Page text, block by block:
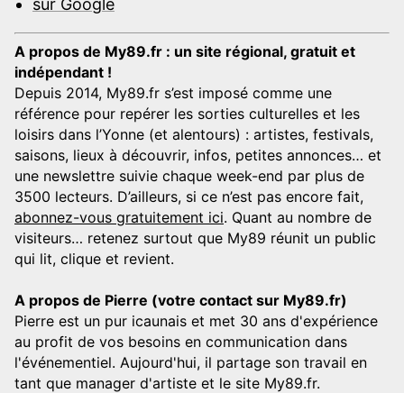
sur Google
A propos de My89.fr : un site régional, gratuit et
indépendant !
Depuis 2014, My89.fr s’est imposé comme une
référence pour repérer les sorties culturelles et les
loisirs dans l’Yonne (et alentours) : artistes, festivals,
saisons, lieux à découvrir, infos, petites annonces… et
une newslettre suivie chaque week-end par plus de
3500 lecteurs. D’ailleurs, si ce n’est pas encore fait,
abonnez-vous gratuitement ici. Quant au nombre de
visiteurs… retenez surtout que My89 réunit un public
qui lit, clique et revient.
A propos de Pierre (votre contact sur My89.fr)
Pierre est un pur icaunais et met 30 ans d'expérience
au profit de vos besoins en communication dans
l'événementiel. Aujourd'hui, il partage son travail en
tant que manager d'artiste et le site My89.fr.